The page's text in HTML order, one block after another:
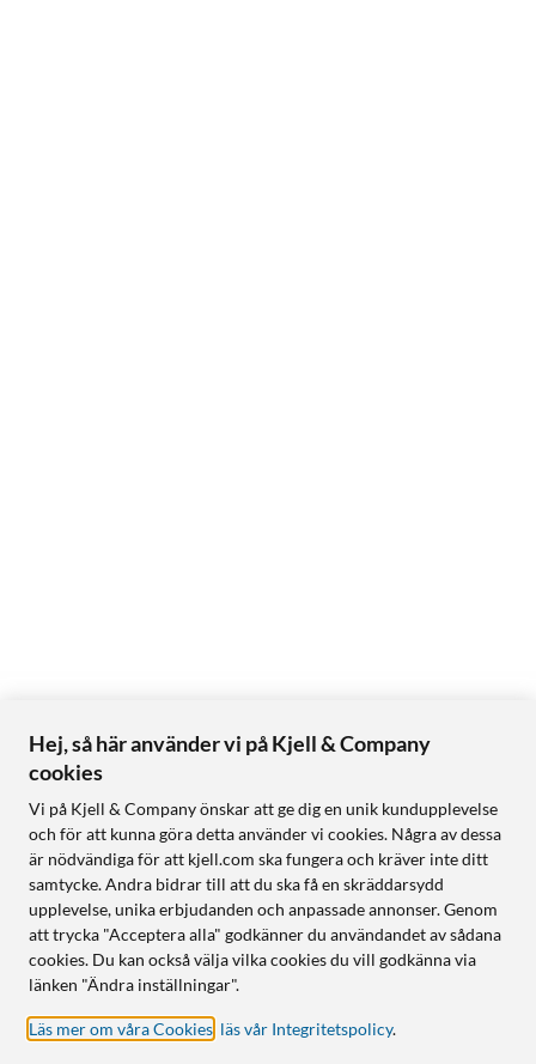
Hej, så här använder vi på Kjell & Company
cookies
Vi på Kjell & Company önskar att ge dig en unik kundupplevelse
och för att kunna göra detta använder vi cookies. Några av dessa
är nödvändiga för att kjell.com ska fungera och kräver inte ditt
samtycke. Andra bidrar till att du ska få en skräddarsydd
upplevelse, unika erbjudanden och anpassade annonser. Genom
att trycka "Acceptera alla" godkänner du användandet av sådana
cookies. Du kan också välja vilka cookies du vill godkänna via
länken "Ändra inställningar".
Läs mer om våra Cookies läs vår Integritetspolicy.